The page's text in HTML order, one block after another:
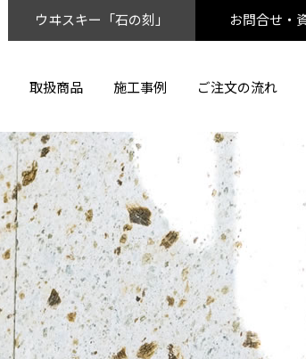
取扱商品 施工事例 ご注文の流れ
ウヰスキー「石の刻」 お問合せ・